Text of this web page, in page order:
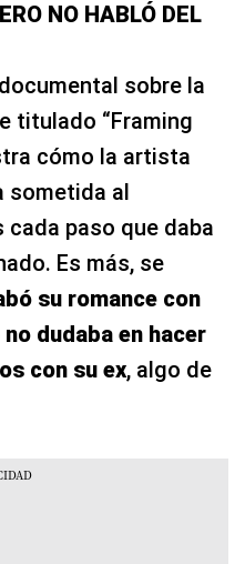
NO HABLÓ DEL
sobre la
titulado “Framing
cómo la artista
al
paso que daba
Es más, se
su romance con
dudaba en hacer
con su ex, algo de